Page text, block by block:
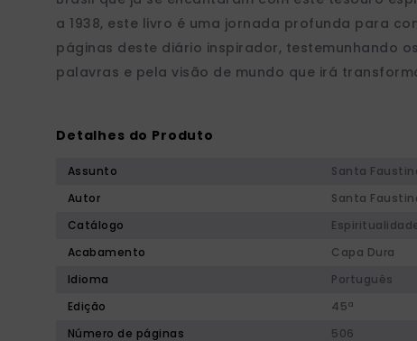
a 1938, este livro é uma jornada profunda para
páginas deste diário inspirador, testemunhando
palavras e pela visão de mundo que irá
Detalhes do Produto
Assunto
Santa
Autor
Santa
Catálogo
Acabamento
Capa Dura
Idioma
Português
Edição
45ª
Número de páginas
506